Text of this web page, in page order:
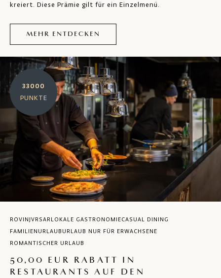
kreiert. Diese Prämie gilt für ein Einzelmenü.
MEHR ENTDECKEN
33000
PUNKTE
ROVINJVRSARLOKALE GASTRONOMIECASUAL DINING
FAMILIENURLAUB URLAUB NUR FÜR ERWACHSENE
ROMANTISCHER URLAUB
50,00 EUR RABATT IN
RESTAURANTS AUF DEN